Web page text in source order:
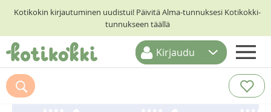
Kotikokin kirjautuminen uudistui! Päivitä Alma-tunnuksesi Kotikokki-
tunnukseen täällä
ETUSIVU
RESEPTIHAKU
Kirjaudu
Suosittelemme myös